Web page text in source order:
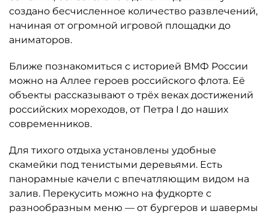
создано бесчисленное количество развлечений,
начиная от огромной игровой площадки до
аниматоров.
Ближе познакомиться с историей ВМФ России
можно на Аллее героев российского флота. Её
объекты рассказывают о трёх веках достижений
российских мореходов, от Петра I до наших
современников.
Для тихого отдыха установлены удобные
скамейки под тенистыми деревьями. Есть
панорамные качели с впечатляющим видом на
залив. Перекусить можно на фудкорте с
разнообразным меню — от бургеров и шавермы